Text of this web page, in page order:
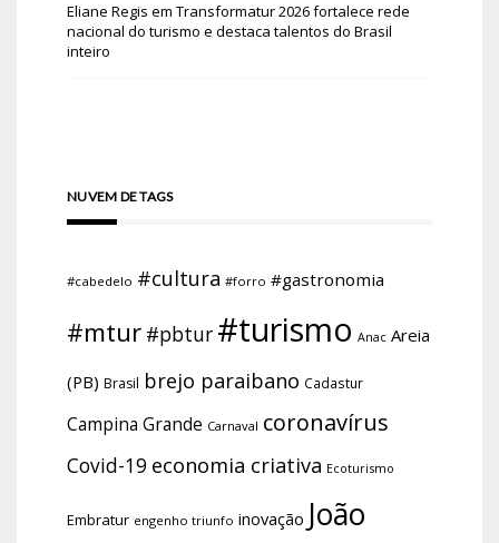
Eliane Regis em Transformatur 2026 fortalece rede
nacional do turismo e destaca talentos do Brasil
inteiro
NUVEM DE TAGS
#cabedelo #cultura #forro #gastronomia
#mtur #pbtur #turismo Anac Areia
(PB) Brasil brejo paraibano Cadastur
Campina Grande Carnaval coronavírus
Covid-19 economia criativa Ecoturismo
Embratur engenho triunfo inovação João